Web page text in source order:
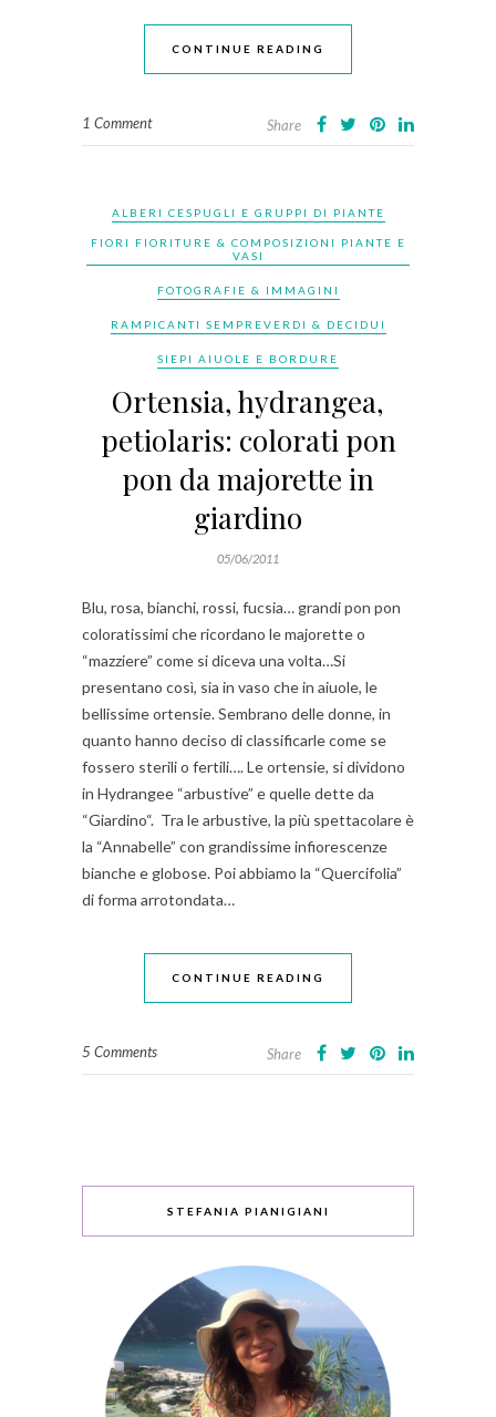
CONTINUE READING
1 Comment Share
ALBERI CESPUGLI E GRUPPI DI PIANTE
FIORI FIORITURE & COMPOSIZIONI PIANTE E
VASI
FOTOGRAFIE & IMMAGINI
RAMPICANTI SEMPREVERDI & DECIDUI
SIEPI AIUOLE E BORDURE
Ortensia, hydrangea,
petiolaris: colorati pon
pon da majorette in
giardino
05/06/2011
Blu, rosa, bianchi, rossi, fucsia… grandi pon pon
coloratissimi che ricordano le majorette o
“mazziere” come si diceva una volta…Si
presentano così, sia in vaso che in aiuole, le
bellissime ortensie. Sembrano delle donne, in
quanto hanno deciso di classificarle come se
fossero sterili o fertili…. Le ortensie, si dividono
in Hydrangee “arbustive” e quelle dette da
“Giardino“. Tra le arbustive, la più spettacolare è
la “Annabelle” con grandissime infiorescenze
bianche e globose. Poi abbiamo la “Quercifolia”
di forma arrotondata…
CONTINUE READING
5 Comments Share
STEFANIA PIANIGIANI